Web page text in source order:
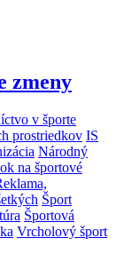
zmeny
v športe
prostriedkov IS
Národný
na športové
Šport
Športová
Vrcholový šport